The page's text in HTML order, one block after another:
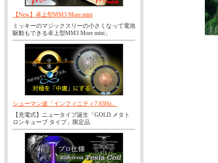
【New】卓上型MM3 More mini
ミッキーのマジックスリーの小さくなって電池
駆動もできる卓上型MM3 More mini」
シューマン波「インフィニティ7.83Hz」
【充電式】ニュータイプ誕生「GOLD メタト
ロンキューブ タイプ」限定品